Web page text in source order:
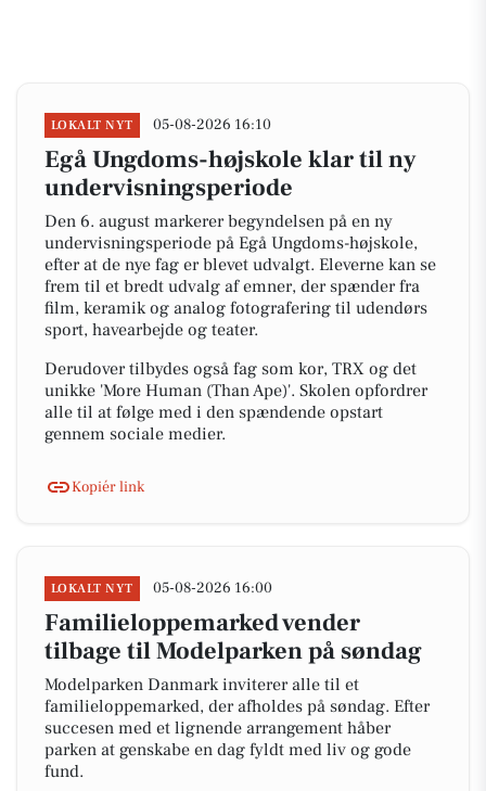
LOKALT NYT 05-08-2026 16:10
Egå Ungdoms-højskole klar til ny
undervisningsperiode
Den 6. august markerer begyndelsen på en ny
undervisningsperiode på Egå Ungdoms-højskole,
efter at de nye fag er blevet udvalgt. Eleverne kan se
frem til et bredt udvalg af emner, der spænder fra
film, keramik og analog fotografering til udendørs
sport, havearbejde og teater.
Derudover tilbydes også fag som kor, TRX og det
unikke 'More Human (Than Ape)'. Skolen opfordrer
alle til at følge med i den spændende opstart
gennem sociale medier.
Kopiér link
LOKALT NYT 05-08-2026 16:00
Familieloppemarked vender
tilbage til Modelparken på søndag
Modelparken Danmark inviterer alle til et
familieloppemarked, der afholdes på søndag. Efter
succesen med et lignende arrangement håber
parken at genskabe en dag fyldt med liv og gode
fund.